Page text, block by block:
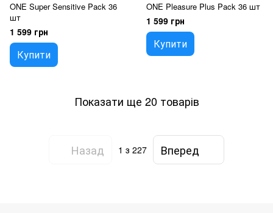
ONE Super Sensitive Pack 36
шт
1 599 грн
Купити
ONE Pleasure Plus Pack 36 шт
1 599 грн
Купити
Показати ще 20 товарів
Назад 1 з 227 Вперед